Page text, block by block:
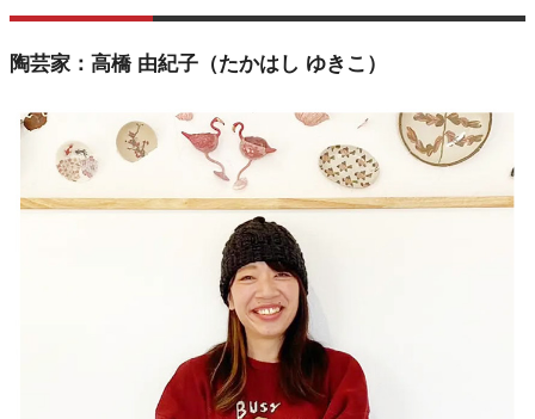
陶芸家：高橋 由紀子（たかはし ゆきこ）